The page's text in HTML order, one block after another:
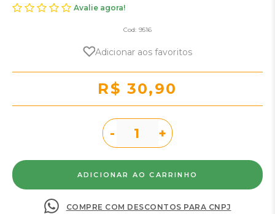
Avalie agora!
Cod: 9516
Adicionar aos favoritos
R$ 30,90
- +
COMPRE COM DESCONTOS PARA CNPJ